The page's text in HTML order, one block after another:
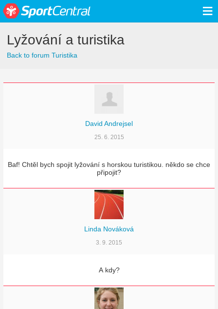
≡
Lyžování a turistika
Back to forum Turistika
David Andrejsel
25. 6. 2015
Baf! Chtěl bych spojit lyžování s horskou turistikou. někdo se chce
připojit?
Linda Nováková
3. 9. 2015
A kdy?